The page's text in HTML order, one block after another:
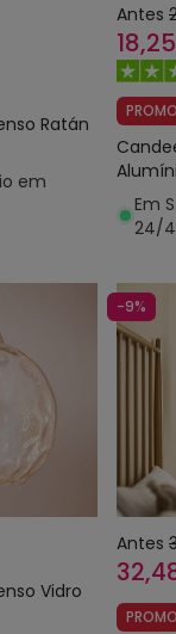
Ratán
em
Antes
PROMO
Em
24/
Vidro
-9%
Antes
PROMO